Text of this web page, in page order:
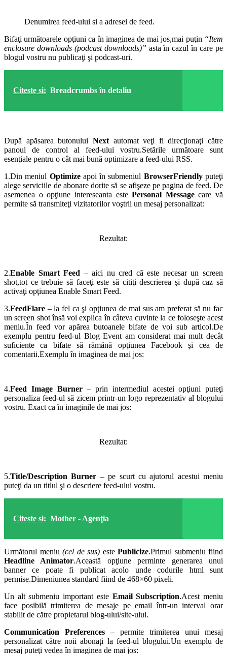
Denumirea feed-ului si a adresei de feed.
Bifaţi următoarele opţiuni ca în imaginea de mai jos,mai puţin “Item
enclosure downloads (podcast downloads)” asta în cazul în care pe
blogul vostru nu publicaţi şi podcast-uri.
Citeste si: Breadcrumbs în detaliu
După apăsarea butonului Nextautomat veţi fi direcţionaţi către
panoul de control al feed-ului vostru.Setările următoare sunt
esenţiale pentru o cât mai bună optimizare a feed-ului RSS.
1.Din meniul Optimizeapoi în submeniul BrowserFriendlyputeţi
alege serviciile de abonare dorite să se afişeze pe pagina de feed. De
asemenea o opţiune intereseanta estePersonal Messagecare vă
permite să transmiteţi vizitatorilor voştrii un mesaj personalizat:
Rezultat:
2.Enable Smart Feed – aici nu cred că este necesar un screen
shot,tot ce trebuie să faceţi este să citiţi descrierea şi după caz să
activaţi opţiunea Enable Smart Feed.
3.FeedFlare – la fel ca şi opţiunea de mai sus am preferat să nu fac
un screen shot însă voi explica în câteva cuvinte la ce foloseşte acest
meniu.În feed vor apărea butoanele bifate de voi sub articol.De
exemplu pentru feed-ul Blog Event am considerat mai mult decât
suficiente ca bifate să rămână opţiunea Facebook şi cea de
comentarii.Exemplu în imaginea de mai jos:
4.Feed Image Burner– prin intermediul acestei opţiuni puteţi
personaliza feed-ul să zicem printr-un logo reprezentativ al blogului
vostru. Exact ca în imaginile de mai jos:
Rezultat:
5.Title/Description Burner – pe scurt cu ajutorul acestui meniu
puteţi da un titlul şi o descriere feed-ului vostru.
Citeste si: Mother - Agenţia
Următorul meniu (cel de sus) este Publicize.Primul submeniu fiind
Headline Animator.Această opţiune perminte generarea unui
banner ce poate fi publicat acolo unde codurile html sunt
permise.Dimeniunea standard fiind de 468×60 pixeli.
Un alt submeniu important este Email Subscription.Acest meniu
face posibilă trimiterea de mesaje pe email într-un interval orar
stabilit de către propietarul blog-ului/site-ului.
Communication Preferences – permite trimiterea unui mesaj
personalizat către noii abonați la feed-ul blogului.Un exemplu de
mesaj puteţi vedea în imaginea de mai jos: